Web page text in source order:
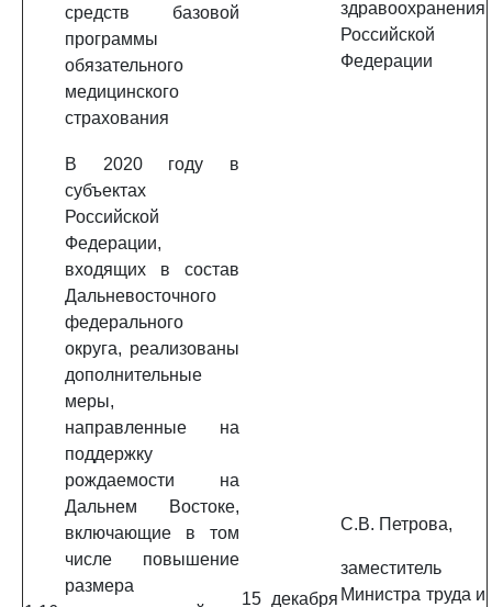
средств базовой
программы
обязательного
медицинского
страхования
здравоохранения
Российской
Федерации
В 2020 году в
субъектах
Российской
Федерации,
входящих в состав
Дальневосточного
федерального
округа, реализованы
дополнительные
меры,
направленные на
поддержку
рождаемости на
Дальнем Востоке,
включающие в том
числе повышение
размера
15 декабря
С.В. Петрова,
заместитель
Министра труда и